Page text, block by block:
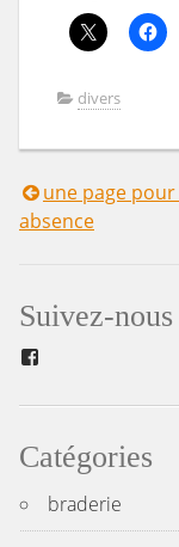
divers
l’article
une page
absence
Suivez-
Catégories
braderie